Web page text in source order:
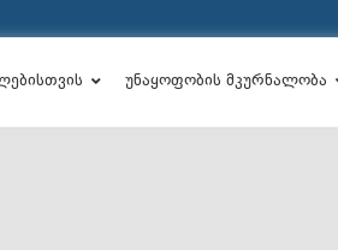
უნაყოფობის მკურნალობა